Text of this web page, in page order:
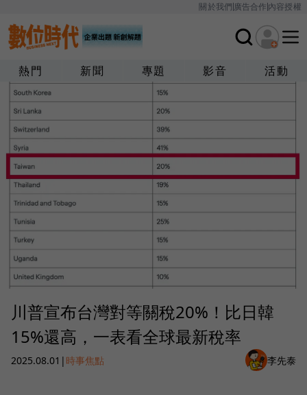
關於我們廣告合作內容授權
熱門 新聞 專題 影音 活動
川普宣布台灣對等關稅20%！比日韓
15%還高，一表看全球最新稅率
2025.08.01 | 時事焦點 李先泰